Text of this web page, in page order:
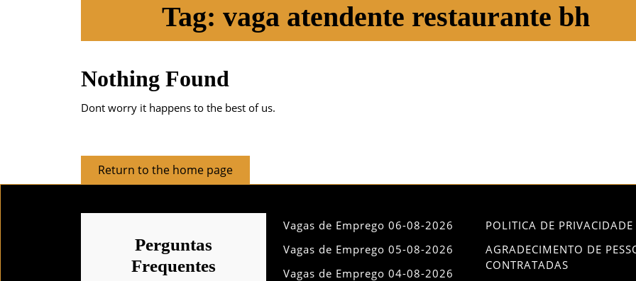
Tag: vaga atendente restaurante bh
Nothing Found
Dont worry it happens to the best of us.
Return to the home pageReturn
to
Perguntas
Frequentes
Vagas de Emprego 06-08-2026
Vagas de Emprego 05-08-2026
Vagas de Emprego 04-08-2026
POLITICA DE PRIVACIDADE
AGRADECIMENTO DE
CONTRATADAS